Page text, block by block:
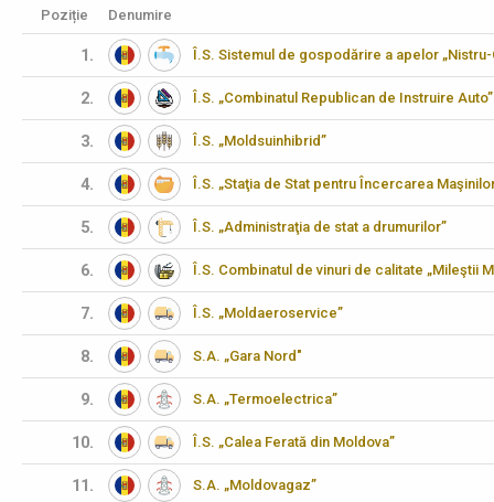
Poziție Denumire
1. Î.S. Sistemul de gospodărire a apelor „Nistru-
2. Î.S. „Combinatul Republican de Instruire Auto”
3. Î.S. „Moldsuinhibrid”
4. Î.S. „Staţia de Stat pentru Încercarea
5. Î.S. „Administraţia de stat a drumurilor”
6. Î.S. Combinatul de vinuri de calitate „Mileştii
7. Î.S. „Moldaeroservice”
8. S.A. „Gara Nord"
9. S.A. „Termoelectrica”
10. Î.S. „Calea Ferată din Moldova”
11. S.A. „Moldovagaz”